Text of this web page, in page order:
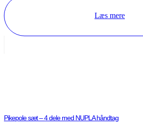
Læs mere
Pikepole sæt – 4 dele med NUPLA håndtag